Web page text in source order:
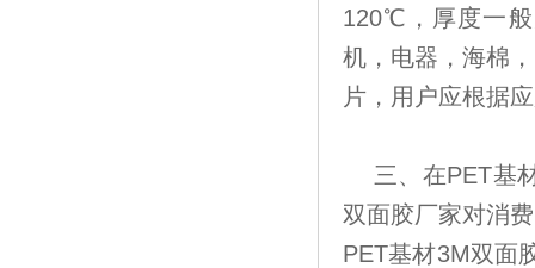
120℃，厚度一
机，电器，海棉
片，用户应根据
三、在PET基
双面胶厂家对消
PET基材3M双面